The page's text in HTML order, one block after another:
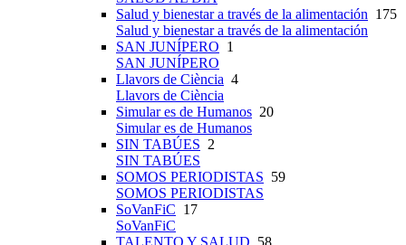
Salud y bienestar a través de la alimentación 175
Salud y bienestar a través de la alimentación
SAN JUNÍPERO 1
SAN JUNÍPERO
Llavors de Ciència 4
Llavors de Ciència
Simular es de Humanos 20
Simular es de Humanos
SIN TABÚES 2
SIN TABÚES
SOMOS PERIODISTAS 59
SOMOS PERIODISTAS
SoVanFiC 17
SoVanFiC